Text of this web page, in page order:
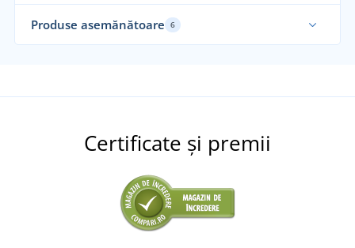
Produse asemănătoare 6
Certificate și premii